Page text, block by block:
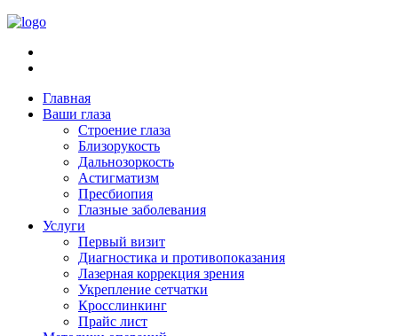
Главная
Ваши глаза
Строение глаза
Близорукость
Дальнозоркость
Астигматизм
Пресбиопия
Глазные заболевания
Услуги
Первый визит
Диагностика и противопоказания
Лазерная коррекция зрения
Укрепление сетчатки
Кросслинкинг
Прайс лист